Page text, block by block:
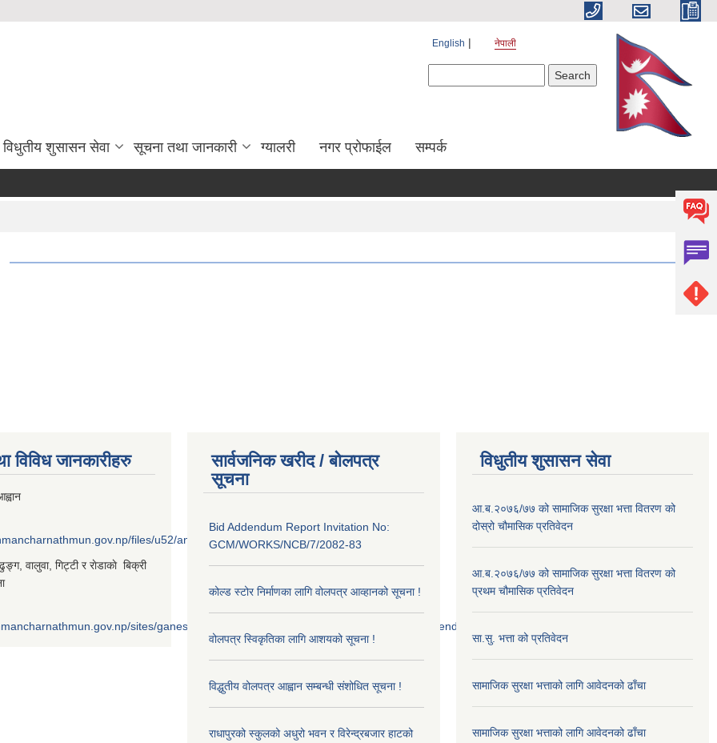
English नेपाली
विधुतीय शुसासन सेवा सूचना तथा जानकारी ग्यालरी नगर प्रोफाईल सम्पर्क
विविध जानकारीहरु
files/u52/anil%20%281%29_0.png
वालुवा, गिट्टी र राेडाकाे बिक्री
sites/ganeshmancharnathmun.gov.np/files/u52/scanned%20tender.jpg
सार्वजनिक खरीद / बोलपत्र
सूचना
Bid Addendum Report Invitation No:
GCM/WORKS/NCB/7/2082-83
कोल्ड स्टोर निर्माणका लागि वोलपत्र आव्हानको सूचना !
वोलपत्र स्विकृतिका लागि आशयको सूचना !
विद्धुतीय वोलपत्र आह्वान सम्बन्धी संशोधित सूचना !
राधापुरको स्कुलको अधुरो भवन र विरेन्द्रबजार हाटको
विधुतीय शुसासन सेवा
आ.ब.२०७६/७७ को सामाजिक सुरक्षा भत्ता वितरण को
दोस्रो चौमासिक प्रतिवेदन
आ.ब.२०७६/७७ को सामाजिक सुरक्षा भत्ता वितरण को
प्रथम चौमासिक प्रतिवेदन
सा.सु. भत्ता को प्रतिवेदन
सामाजिक सुरक्षा भत्ताको लागि आवेदनको ढाँचा
सामाजिक सुरक्षा भत्ताको लागि आवेदनको ढाँचा